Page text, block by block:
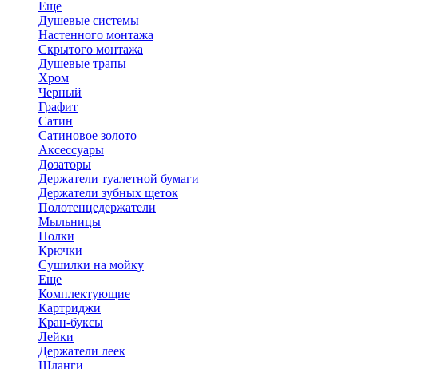
Еще
Душевые системы
Настенного монтажа
Скрытого монтажа
Душевые трапы
Хром
Черный
Графит
Сатин
Сатиновое золото
Аксессуары
Дозаторы
Держатели туалетной бумаги
Держатели зубных щеток
Полотенцедержатели
Мыльницы
Полки
Крючки
Сушилки на мойку
Еще
Комплектующие
Картриджи
Кран-буксы
Лейки
Держатели леек
Шланги